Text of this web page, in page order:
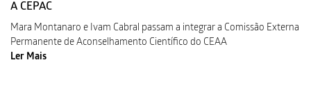
A CEPAC
Mara Montanaro e Ivam Cabral passam a integrar a Comissão Externa
Permanente de Aconselhamento Científico do CEAA
Ler Mais